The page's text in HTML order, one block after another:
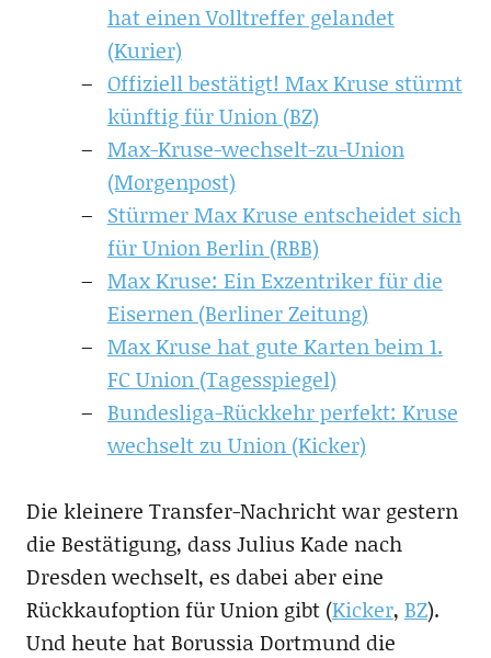
hat einen Volltreffer gelandet
(Kurier)
Offiziell bestätigt! Max Kruse stürmt
künftig für Union (BZ)
Max-Kruse-wechselt-zu-Union
(Morgenpost)
Stürmer Max Kruse entscheidet sich
für Union Berlin (RBB)
Max Kruse: Ein Exzentriker für die
Eisernen (Berliner Zeitung)
Max Kruse hat gute Karten beim 1.
FC Union (Tagesspiegel)
Bundesliga-Rückkehr perfekt: Kruse
wechselt zu Union (Kicker)
Die kleinere Transfer-Nachricht war gestern
die Bestätigung, dass Julius Kade nach
Dresden wechselt, es dabei aber eine
Rückkaufoption für Union gibt (Kicker, BZ).
Und heute hat Borussia Dortmund die